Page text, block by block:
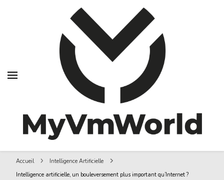
MyVMworld
MyVMworld
Accueil
Intelligence Artificielle
Intelligence artificielle, un bouleversement plus important qu’Internet ?